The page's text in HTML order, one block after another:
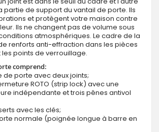
partie de support du vantail de porte. Ils
et protègent votre maison contre
Ils ne changent pas de volume sous
atmosphériques. Le cadre de la
renforts anti-effraction dans les pièces
points de verrouillage.
comprend:
de porte avec deux joints;
ROTO (strip lock) avec une
indépendante et trois pênes antivol
avec les clés;
normale (poignée longue à barre en